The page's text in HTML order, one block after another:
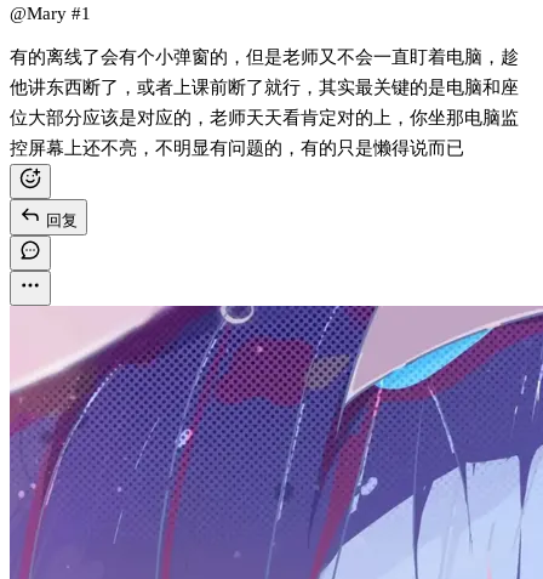
@Mary #1
有的离线了会有个小弹窗的，但是老师又不会一直盯着电脑，趁
他讲东西断了，或者上课前断了就行，其实最关键的是电脑和座
位大部分应该是对应的，老师天天看肯定对的上，你坐那电脑监
控屏幕上还不亮，不明显有问题的，有的只是懒得说而已
回复